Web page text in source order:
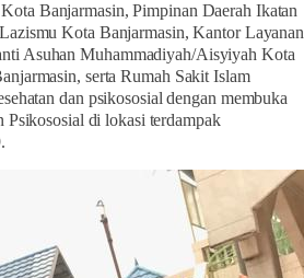
Banjarmasin, Pimpinan Daerah Ikatan
Kota Banjarmasin, Kantor Layanan
Asuhan Muhammadiyah/Aisyiyah Kota
serta Rumah Sakit Islam
dan psikososial dengan membuka
Psikososial di lokasi terdampak